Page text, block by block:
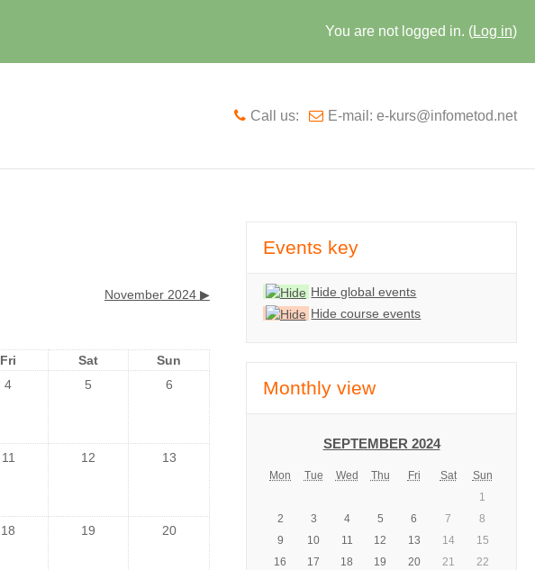
You are not logged in. (Log in)
Call us: E-mail: e-kurs@infometod.net
November 2024 ▶︎
Fri Sat
Sun
4 5 6
11 12 13
18 19 20
Events key
Hide global events
Hide course events
Monthly view
SEPTEMBER 2024
Mon Tue Wed Thu Fri Sat
Sun
1
2
3 4 5 6 7
8
9
10 11 12 13 14
15
16
17 18 19 20 21
22